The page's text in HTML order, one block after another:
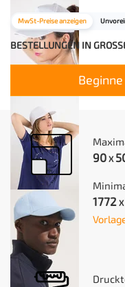
MwSt-Preise anzeigen
BESTELLUNGEN IN
90 X
1772 X